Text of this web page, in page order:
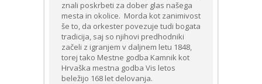
znali poskrbeti za dober glas našega
mesta in okolice. Morda kot zanimivost
še to, da orkester povezuje tudi bogata
tradicija, saj so njihovi predhodniki
začeli z igranjem v daljnem letu 1848,
torej tako Mestne godba Kamnik kot
Hrvaška mestna godba Vis letos
beležijo 168 let delovanja.